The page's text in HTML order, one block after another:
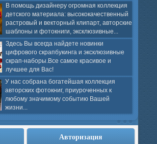
В помощь дизайнеру огромная коллекция
детского материала: высококачественный
растровый и векторный клипарт, авторские
шаблоны и фотокниги, эксклюзивные...
Здесь Вы всегда найдете новинки
цифрового скрапбукинга и эксклюзивные
скрап-наборы.Все самое красивое и
лучшее для Вас!
У нас собрана богатейшая коллекция
авторских фотокниг, приуроченных к
любому значимому событию Вашей
жизни...
Авторизация